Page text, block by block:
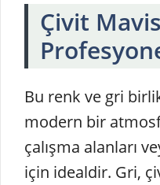
Çivit
Bu renk ve gri
modern bir
çalışma alanları
için idealdir. Gri,